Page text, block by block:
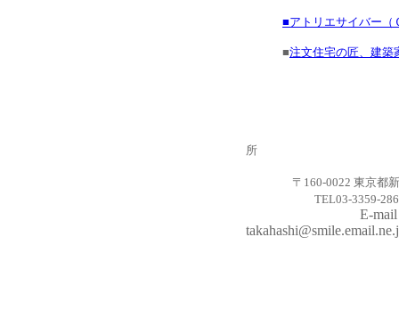
■アトリエサイバー（
■注文住宅の匠、建築
所
〒 160-0022 東京都
TEL03-
E-